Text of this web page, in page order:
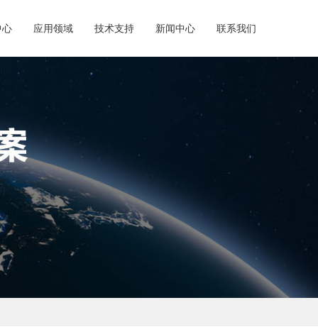
心 应用领域 技术支持 新闻中心 联系我们